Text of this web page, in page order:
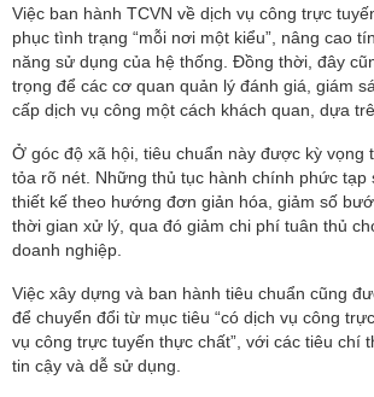
Việc ban hành TCVN về dịch vụ công trực
phục tình trạng “mỗi nơi một kiểu”, nâng cao
năng sử dụng của hệ thống. Đồng thời, đây
trọng để các cơ quan quản lý đánh giá, giám
cấp dịch vụ công một cách khách quan, dựa
Ở góc độ xã hội, tiêu chuẩn này được kỳ vọng
tỏa rõ nét. Những thủ tục hành chính phức tạp
thiết kế theo hướng đơn giản hóa, giảm số
thời gian xử lý, qua đó giảm chi phí tuân thủ
doanh nghiệp.
Việc xây dựng và ban hành tiêu chuẩn cũng
để chuyển đổi từ mục tiêu “có dịch vụ công
vụ công trực tuyến thực chất”, với các tiêu chí
tin cậy và dễ sử dụng.